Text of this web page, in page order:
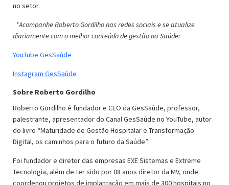
no setor.
*Acompanhe Roberto Gordilho nas redes sociais e se atualize
diariamente com o melhor conteúdo de gestão na Saúde:
YouTube GesSaúde
Instagram GesSaúde
Sobre Roberto Gordilho
Roberto Gordilho é fundador e CEO da GesSaúde, professor,
palestrante, apresentador do Canal GesSaúde no YouTube, autor
do livro “Maturidade de Gestão Hospitalar e Transformação
Digital, os caminhos para o futuro da Saúde”.
Foi fundador e diretor das empresas EXE Sistemas e Extreme
Tecnologia, além de ter sido por 08 anos diretor da MV, onde
coordenou projetos de implantação em mais de 300 hospitais no